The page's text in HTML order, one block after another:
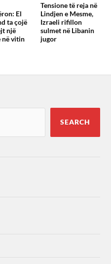
El
ta çojë
një
në vitin
Tensione të reja në
Lindjen e Mesme,
Izraeli rifillon
sulmet në Libanin
jugor
SEARCH